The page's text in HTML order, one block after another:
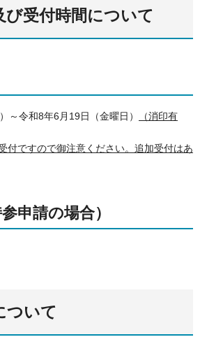
び受付時間について
～令和8年6月19日（金曜日）
（消印有
付ですので御注意ください。追加受付はあ
申請の場合）
ついて